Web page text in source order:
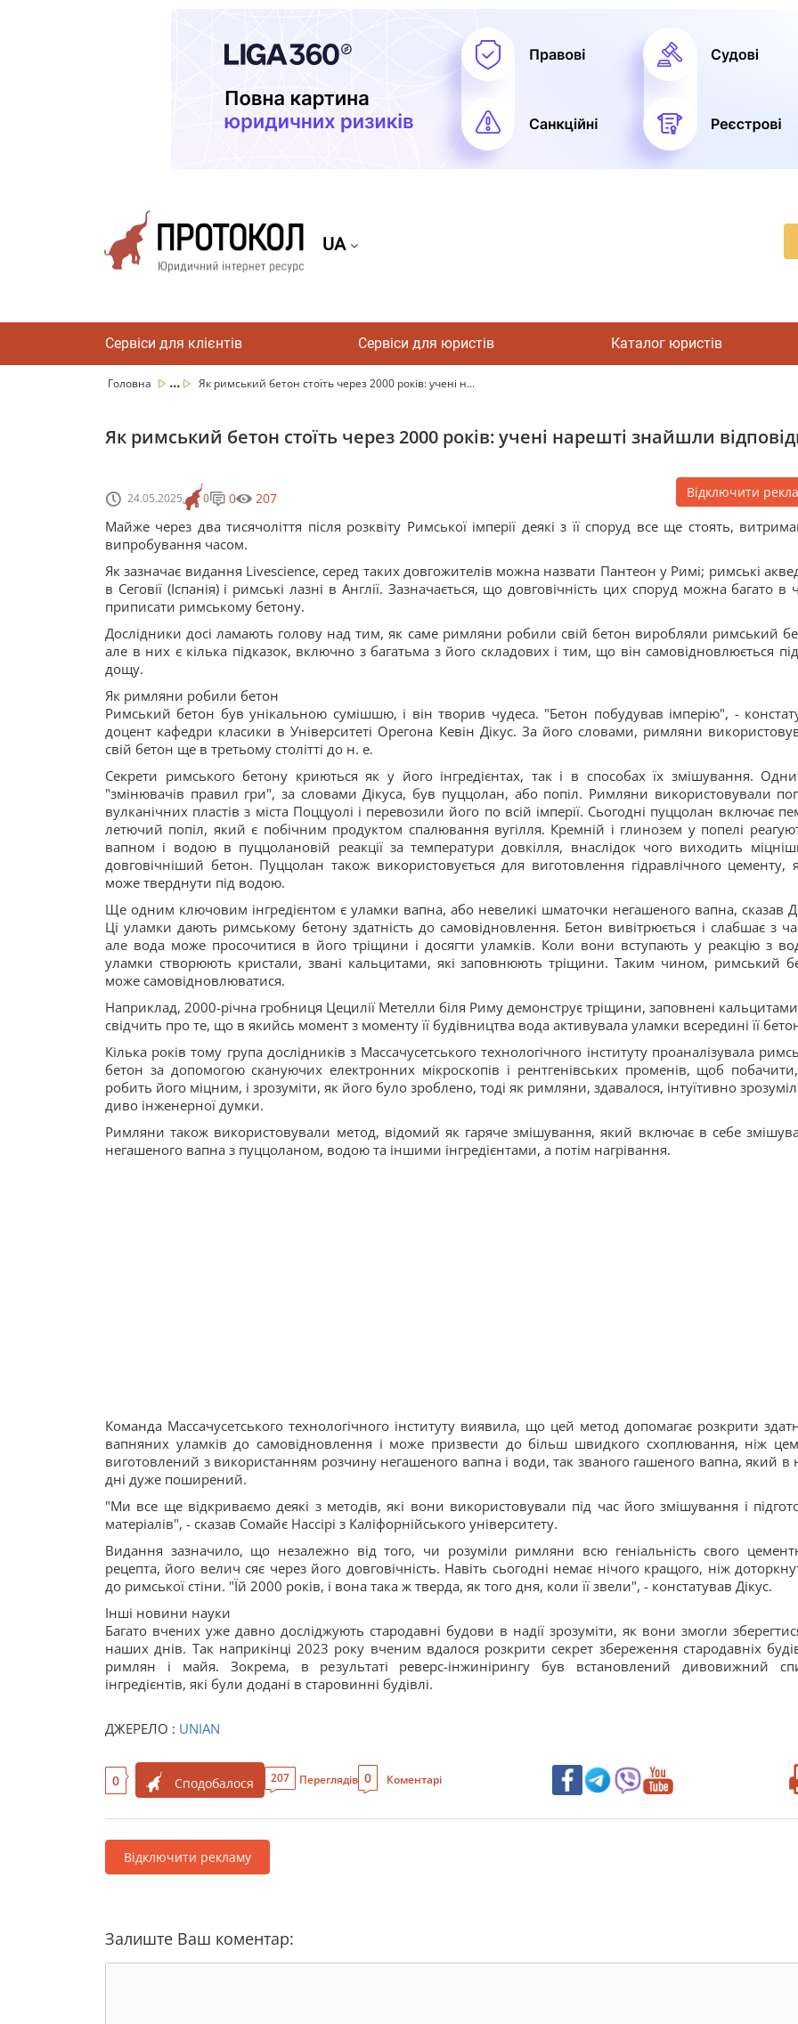
UA
Сервіси для клієнтів Сервіси для юристів Каталог юристів
Головна ... Як римський бетон стоїть через 2000 років: учені н...
Як римський бетон стоїть через 2000 років: учені нарешті знайшли
24.05.2025 0 0 207 Відключити
Майже через два тисячоліття після розквіту Римської імперії деякі з її споруд все ще стоять,
випробування часом.
Як зазначає видання Livescience, серед таких довгожителів можна назвати Пантеон у Римі; римські
в Сеговії (Іспанія) і римські лазні в Англії. Зазначається, що довговічність цих споруд можна багато в
приписати римському бетону.
Дослідники досі ламають голову над тим, як саме римляни робили свій бетон виробляли римський
але в них є кілька підказок, включно з багатьма з його складових і тим, що він самовідновлюється
дощу.
Як римляни робили бетон
Римський бетон був унікальною сумішшю, і він творив чудеса. "Бетон побудував імперію", -
доцент кафедри класики в Університеті Орегона Кевін Дікус. За його словами, римляни
свій бетон ще в третьому столітті до н. е.
Секрети римського бетону криються як у його інгредієнтах, так і в способах їх змішування.
"змінювачів правил гри", за словами Дікуса, був пуццолан, або попіл. Римляни використовували
вулканічних пластів з міста Поццуолі і перевозили його по всій імперії. Сьогодні пуццолан включає
летючий попіл, який є побічним продуктом спалювання вугілля. Кремній і глинозем у попелі
вапном і водою в пуццолановій реакції за температури довкілля, внаслідок чого виходить
довговічніший бетон. Пуццолан також використовується для виготовлення гідравлічного цементу,
може тверднути під водою.
Ще одним ключовим інгредієнтом є уламки вапна, або невеликі шматочки негашеного вапна, сказав
Ці уламки дають римському бетону здатність до самовідновлення. Бетон вивітрюється і слабшає з
але вода може просочитися в його тріщини і досягти уламків. Коли вони вступають у реакцію з
уламки створюють кристали, звані кальцитами, які заповнюють тріщини. Таким чином, римський
може самовідновлюватися.
Наприклад, 2000-річна гробниця Цецилії Метелли біля Риму демонструє тріщини, заповнені
свідчить про те, що в якийсь момент з моменту її будівництва вода активувала уламки всередині її
Кілька років тому група дослідників з Массачусетського технологічного інституту проаналізувала
бетон за допомогою скануючих електронних мікроскопів і рентгенівських променів, щоб
робить його міцним, і зрозуміти, як його було зроблено, тоді як римляни, здавалося, інтуїтивно
диво інженерної думки.
Римляни також використовували метод, відомий як гаряче змішування, який включає в себе
негашеного вапна з пуццоланом, водою та іншими інгредієнтами, а потім нагрівання.
Команда Массачусетського технологічного інституту виявила, що цей метод допомагає розкрити
вапняних уламків до самовідновлення і може призвести до більш швидкого схоплювання, ніж
виготовлений з використанням розчину негашеного вапна і води, так званого гашеного вапна, який в
дні дуже поширений.
"Ми все ще відкриваємо деякі з методів, які вони використовували під час його змішування і
матеріалів", - сказав Сомайє Нассірі з Каліфорнійського університету.
Видання зазначило, що незалежно від того, чи розуміли римляни всю геніальність свого
рецепта, його велич сяє через його довговічність. Навіть сьогодні немає нічого кращого, ніж
до римської стіни. "Їй 2000 років, і вона така ж тверда, як того дня, коли її звели", - констатував Дікус.
Інші новини науки
Багато вчених уже давно досліджують стародавні будови в надії зрозуміти, як вони змогли
наших днів. Так наприкінці 2023 року вченим вдалося розкрити секрет збереження стародавніх
римлян і майя. Зокрема, в результаті реверс-інжинірингу був встановлений дивовижний
інгредієнтів, які були додані в старовинні будівлі.
ДЖЕРЕЛО : UNIAN
0 Сподобалося 207 Переглядів 0 Коментарі
Відключити рекламу
Залиште Ваш коментар: